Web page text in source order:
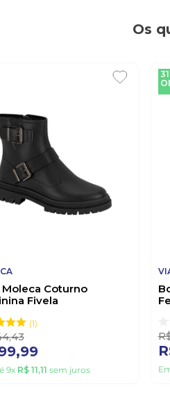
Os
Moleca Coturno
Fivela
1
,43
,99
9x R$ 11,11 sem juros